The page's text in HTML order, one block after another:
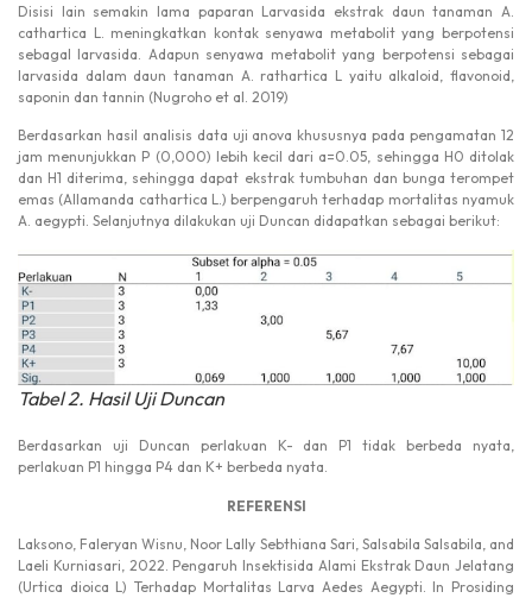
Disisi lain semakin lama paparan Larvasida ekstrak daun tanaman A.
cathartica L. meningkatkan kontak senyawa metabolit yang berpotensi
sebagal larvasida. Adapun senyawa metabolit yang berpotensi sebagai
larvasida dalam daun tanaman A. rathartica L yaitu alkaloid, flavonoid,
saponin dan tannin (Nugroho et al. 2019)
Berdasarkan hasil analisis data uji anova khususnya pada pengamatan 12
jam menunjukkan P (0,000) lebih kecil dari a=0.05, sehingga H0 ditolak
dan H1 diterima, sehingga dapat ekstrak tumbuhan dan bunga terompet
emas (Allamanda cathartica L.) berpengaruh terhadap mortalitas nyamuk
A. aegypti. Selanjutnya dilakukan uji Duncan didapatkan sebagai berikut:
Tabel 2. Hasil Uji Duncan
Berdasarkan uji Duncan perlakuan K- dan P1 tidak berbeda nyata,
perlakuan P1 hingga P4 dan K+ berbeda nyata.
REFERENSI
Laksono, Faleryan Wisnu, Noor Lally Sebthiana Sari, Salsabila Salsabila, and
Laeli Kurniasari, 2022. Pengaruh Insektisida Alami Ekstrak Daun Jelatang
(Urtica dioica L) Terhadap Mortalitas Larva Aedes Aegypti. In Prosiding